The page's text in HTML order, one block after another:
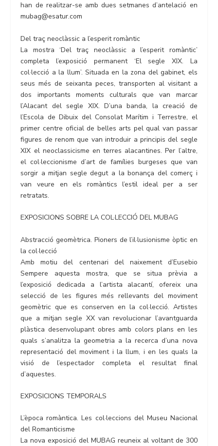
han de realitzar-se amb dues setmanes d’antelació en
mubag@esatur.com
Del traç neoclàssic a l’esperit romàntic
La mostra ‘Del traç neoclàssic a l’esperit romàntic’
completa l’exposició permanent ‘El segle XIX. La
col·lecció a la llum’. Situada en la zona del gabinet, els
seus més de seixanta peces, transporten al visitant a
dos importants moments culturals que van marcar
l’Alacant del segle XIX. D’una banda, la creació de
l’Escola de Dibuix del Consolat Marítim i Terrestre, el
primer centre oficial de belles arts pel qual van passar
figures de renom que van introduir a principis del segle
XIX el neoclassicisme en terres alacantines. Per l’altre,
el col·leccionisme d’art de famílies burgeses que van
sorgir a mitjan segle degut a la bonança del comerç i
van veure en els romàntics l’estil ideal per a ser
retratats.
EXPOSICIONS SOBRE LA COL·LECCIÓ DEL MUBAG
Abstracció geomètrica. Pioners de l’il·lusionisme òptic en
la col·lecció
Amb motiu del centenari del naixement d’Eusebio
Sempere aquesta mostra, que se situa prèvia a
l’exposició dedicada a l’artista alacantí, ofereix una
selecció de les figures més rellevants del moviment
geomètric que es conserven en la col·lecció. Artistes
que a mitjan segle XX van revolucionar l’avantguarda
plàstica desenvolupant obres amb colors plans en les
quals s’analitza la geometria a la recerca d’una nova
representació del moviment i la llum, i en les quals la
visió de l’espectador completa el resultat final
d’aquestes.
EXPOSICIONS TEMPORALS
L’època romàntica. Les col·leccions del Museu Nacional
del Romanticisme
La nova exposició del MUBAG reuneix al voltant de 300